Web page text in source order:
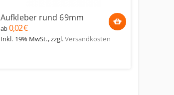
Aufkleber rund 69mm
ab 0,02 €
Inkl. 19% MwSt.,zzgl.Versandkosten